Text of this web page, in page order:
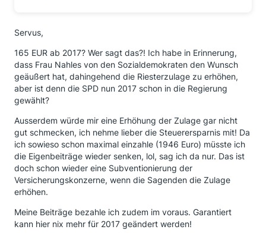
Servus,
165 EUR ab 2017? Wer sagt das?! Ich habe in Erinnerung,
dass Frau Nahles von den Sozialdemokraten den Wunsch
geäußert hat, dahingehend die Riesterzulage zu erhöhen,
aber ist denn die SPD nun 2017 schon in die Regierung
gewählt?
Ausserdem würde mir eine Erhöhung der Zulage gar nicht
gut schmecken, ich nehme lieber die Steuerersparnis mit! Da
ich sowieso schon maximal einzahle (1946 Euro) müsste ich
die Eigenbeiträge wieder senken, lol, sag ich da nur. Das ist
doch schon wieder eine Subventionierung der
Versicherungskonzerne, wenn die Sagenden die Zulage
erhöhen.
Meine Beiträge bezahle ich zudem im voraus. Garantiert
kann hier nix mehr für 2017 geändert werden!